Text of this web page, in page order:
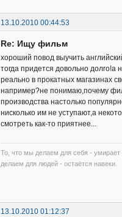
13.10.2010 00:44:53
Re: Ищу фильм
хороший повод выучить
тогда придется довольно долго!а
реально в прокатных магазинах
например?не понимаю,почему
производства настолько
нисколько им не уступают,а
смотреть как-то приятнее...
То, что мы делаем для себя -
делаем для людей - остаётся навеки.
13.10.2010 01:12:37